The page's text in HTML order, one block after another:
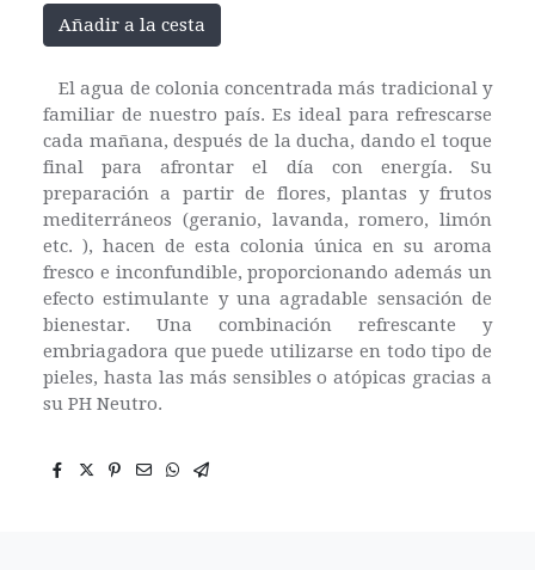
Añadir a la cesta
El agua de colonia concentrada más tradicional y
familiar de nuestro país. Es ideal para refrescarse
cada mañana, después de la ducha, dando el toque
final para afrontar el día con energía. Su
preparación a partir de flores, plantas y frutos
mediterráneos (geranio, lavanda, romero, limón
etc. ), hacen de esta colonia única en su aroma
fresco e inconfundible, proporcionando además un
efecto estimulante y una agradable sensación de
bienestar. Una combinación refrescante y
embriagadora que puede utilizarse en todo tipo de
pieles, hasta las más sensibles o atópicas gracias a
su PH Neutro.